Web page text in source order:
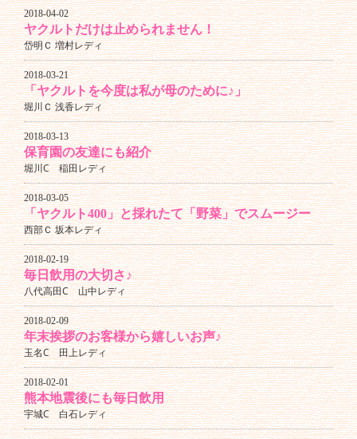
2018-04-02
ヤクルトだけは止められません！
岱明Ｃ 増村レディ
2018-03-21
「ヤクルトを今度は私が母のために♪」
堀川Ｃ 浅香レディ
2018-03-13
保育園の友達にも紹介
堀川C 稲田レディ
2018-03-05
「ヤクルト400」と採れたて「野菜」でスムージー
西部Ｃ 坂本レディ
2018-02-19
毎日飲用の大切さ♪
八代高田C 山中レディ
2018-02-09
年末挨拶のお客様から嬉しいお声♪
玉名C 田上レディ
2018-02-01
熊本地震後にも毎日飲用
宇城C 白石レディ